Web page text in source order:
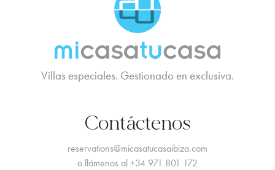
Villas especiales. Gestionado en exclusiva.
Contáctenos
reservations@micasatucasaibiza.com
o llámenos al+34 971 801 172